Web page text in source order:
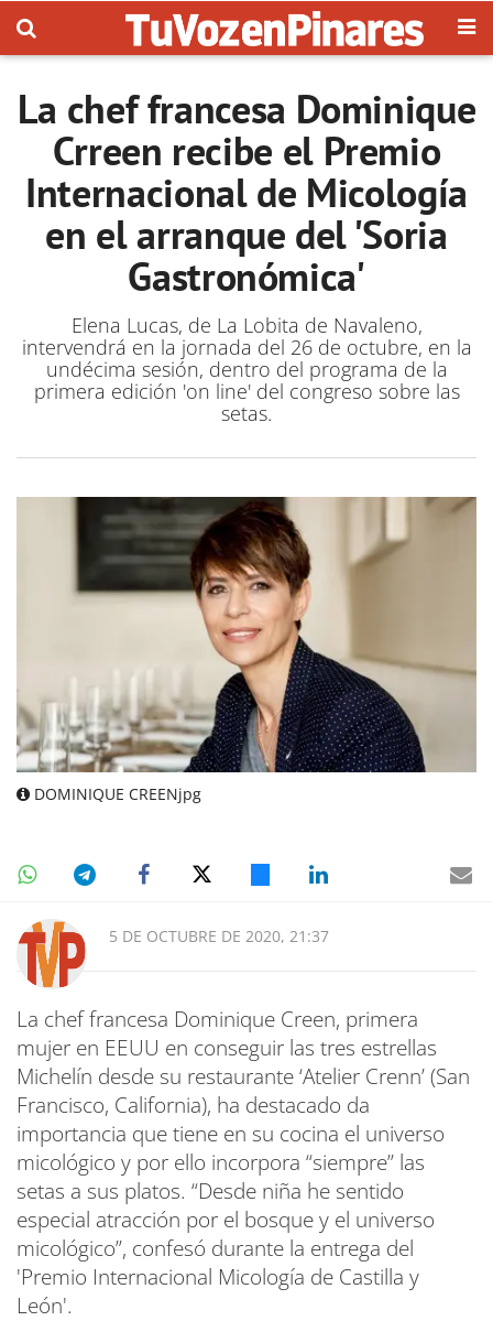
La chef francesa Dominique
Crreen recibe el Premio
Internacional de Micología
en el arranque del 'Soria
Gastronómica'
Elena Lucas, de La Lobita de Navaleno,
intervendrá en la jornada del 26 de octubre, en la
undécima sesión, dentro del programa de la
primera edición 'on line' del congreso sobre las
setas.
DOMINIQUE CREENjpg
5 DE OCTUBRE DE 2020, 21:37
La chef francesa Dominique Creen, primera
mujer en EEUU en conseguir las tres estrellas
Michelín desde su restaurante ‘Atelier Crenn’ (San
Francisco, California), ha destacado da
importancia que tiene en su cocina el universo
micológico y por ello incorpora “siempre” las
setas a sus platos. “Desde niña he sentido
especial atracción por el bosque y el universo
micológico”, confesó durante la entrega del
'Premio Internacional Micología de Castilla y
León'.